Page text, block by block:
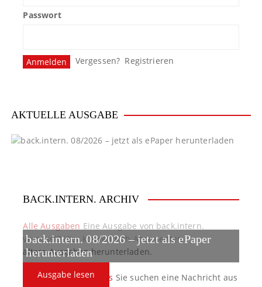
Passwort
Vergessen? Registrieren
AKTUELLE AUSGABE
back.intern. 08/2026 – jetzt als ePaper
herunterladen
Ausgabe lesen
BACK.INTERN. ARCHIV
Alle Ausgaben Eine Ausgabe von back.intern.
verpasst? Hier können sich Abonnenten
ältere Ausgaben herunterladen.
back.intern. Top-News Sie suchen eine Nachricht aus